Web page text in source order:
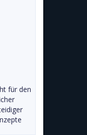
für den